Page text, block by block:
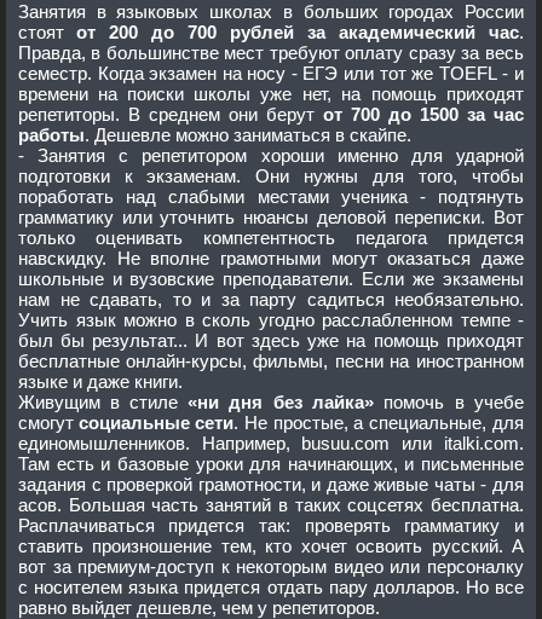
Занятия в языковых школах в больших городах России
стоят
от 200 до 700 рублей за академический час.
Правда, в большинстве мест требуют оплату сразу за весь
семестр. Когда экзамен на носу - ЕГЭ или тот же TOEFL - и
времени на поиски школы уже нет, на помощь приходят
репетиторы. В среднем они берут от 700 до 1500 за час
работы. Дешевле можно заниматься в скайпе.
- Занятия с репетитором хороши именно для ударной
подготовки к экзаменам. Они нужны для того, чтобы
поработать над слабыми местами ученика - подтянуть
грамматику или уточнить нюансы деловой переписки. Вот
только оценивать компетентность педагога придется
навскидку. Не вполне грамотными могут оказаться даже
школьные и вузовские преподаватели. Если же экзамены
нам не сдавать, то и за парту садиться необязательно.
Учить язык можно в сколь угодно расслабленном темпе -
был бы результат... И вот здесь уже на помощь приходят
бесплатные онлайн-курсы, фильмы, песни на иностранном
языке и даже книги.
Живущим в стиле «ни дня без лайка» помочь в учебе
смогут
социальные сети. Не простые, а специальные, для
единомышленников. Например, busuu.com или italki.com.
Там есть и базовые уроки для начинающих, и письменные
задания с проверкой грамотности, и даже живые чаты - для
асов. Большая часть занятий в таких соцсетях бесплатна.
Расплачиваться придется так: проверять грамматику и
ставить произношение тем, кто хочет освоить русский. А
вот за премиум-доступ к некоторым видео или персоналку
с носителем языка придется отдать пару долларов. Но все
равно выйдет дешевле, чем у репетиторов.